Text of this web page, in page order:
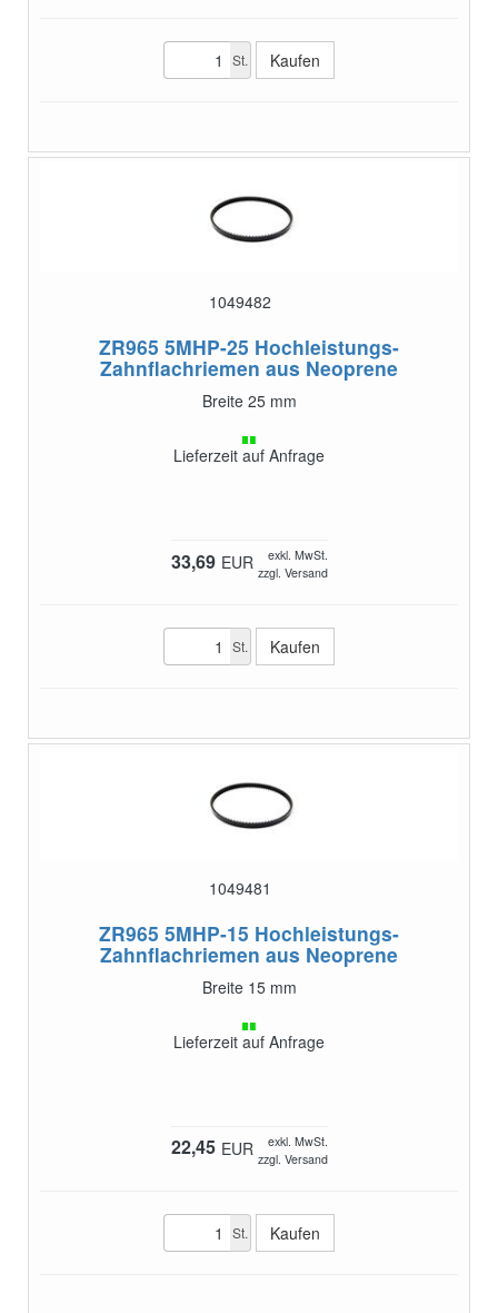
St.
1049482
ZR965 5MHP-25 Hochleistungs-
Zahnflachriemen aus Neoprene
Breite 25 mm
Lieferzeit auf Anfrage
33,69 EUR
exkl. MwSt.
zzgl. Versand
St.
1049481
ZR965 5MHP-15 Hochleistungs-
Zahnflachriemen aus Neoprene
Breite 15 mm
Lieferzeit auf Anfrage
22,45 EUR
exkl. MwSt.
zzgl. Versand
St.